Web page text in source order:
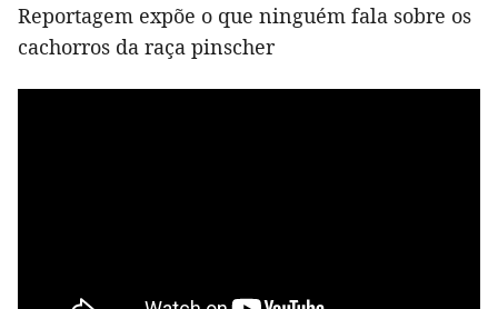
Reportagem expõe o que ninguém fala sobre os
cachorros da raça pinscher